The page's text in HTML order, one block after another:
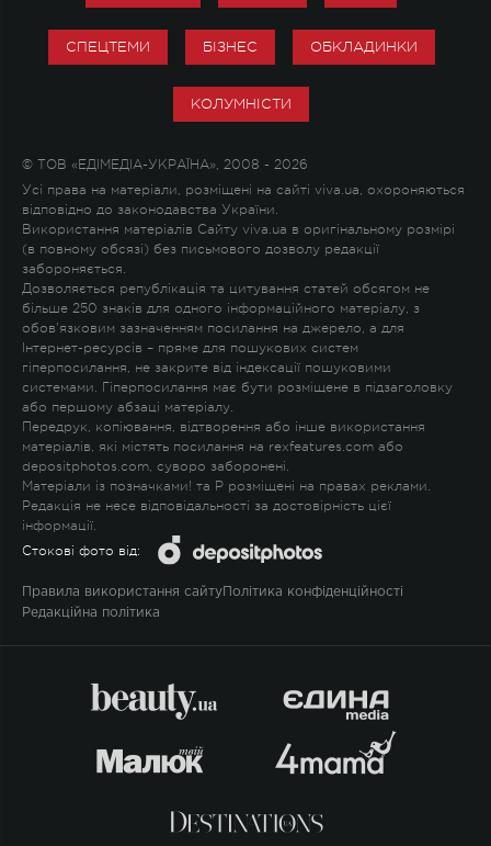
СПЕЦТЕМИ БІЗНЕС ОБКЛАДИНКИ
КОЛУМНІСТИ
© ТОВ «ЕДІМЕДІА-УКРАЇНА», 2008 - 2026
Усі права на матеріали, розміщені на сайті viva.ua, охороняються
відповідно до законодавства України.
Використання матеріалів Сайту viva.ua в оригінальному розмірі
(в повному обсязі) без письмового дозволу редакції
забороняється.
Дозволяється републікація та цитування статей обсягом не
більше 250 знаків для одного інформаційного матеріалу, з
обов'язковим зазначенням посилання на джерело, а для
Інтернет-ресурсів – пряме для пошукових систем
гіперпосилання, не закрите від індексації пошуковими
системами. Гіперпосилання має бути розміщене в підзаголовку
або першому абзаці матеріалу.
Передрук, копіювання, відтворення або інше використання
матеріалів, які містять посилання на rexfeatures.com або
depositphotos.com, суворо заборонені.
Матеріали із позначками! та P розміщені на правах реклами.
Редакція не несе відповідальності за достовірність цієї
інформації.
Стокові фото від:
Правила використання сайту Політика конфіденційності
Редакційна політика